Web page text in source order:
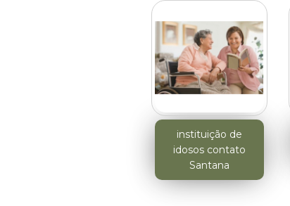
instituição de
idosos contato
Santana